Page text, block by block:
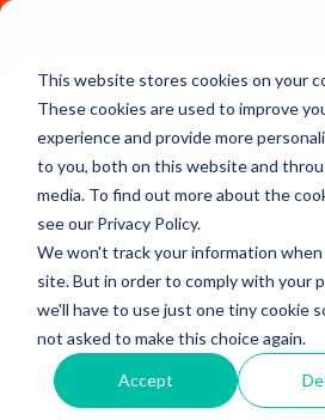
This website stores cookies on your
These cookies are used to improve
experience and provide more
to you, both on this website and
media. To find out more about the
see our Privacy Policy.
We won't track your information
site. But in order to comply with your
we'll have to use just one tiny cookie
not asked to make this choice again.
Accept